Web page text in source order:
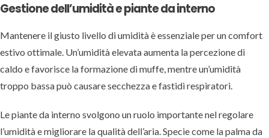
Gestione dell’umidità e piante da interno
Mantenere il giusto livello di umidità è essenziale per un comfort
estivo ottimale. Un’umidità elevata aumenta la percezione di
caldo e favorisce la formazione di muffe, mentre un’umidità
troppo bassa può causare secchezza e fastidi respiratori.
Le piante da interno svolgono un ruolo importante nel regolare
l’umidità e migliorare la qualità dell’aria. Specie come la palma da